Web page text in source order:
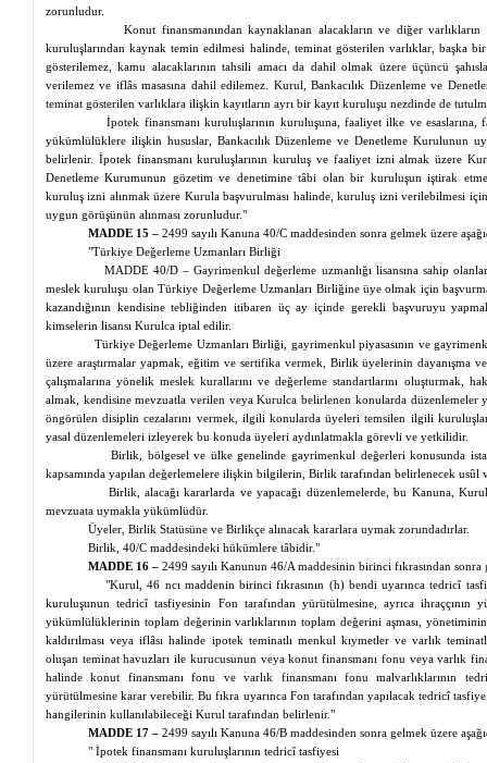
zorunludur.
Konut finansmanından kaynaklanan alacakların ve diğer
kuruluşlarından kaynak temin edilmesi halinde, teminat gösterilen varlıklar, başka
gösterilemez, kamu alacaklarının tahsili amacı da dahil olmak üzere üçüncü
verilemez ve iflâs masasına dahil edilemez. Kurul, Bankacılık Düzenleme ve
teminat gösterilen varlıklara ilişkin kayıtların ayrı bir kayıt kuruluşu nezdinde de
İpotek finansmanı kuruluşlarının kuruluşuna, faaliyet ilke ve esaslarına,
yükümlülüklere ilişkin hususlar, Bankacılık Düzenleme ve Denetleme Kurulunun
belirlenir. İpotek finansmanı kuruluşlarının kuruluş ve faaliyet izni almak üzere
Denetleme Kurumunun gözetim ve denetimine tâbi olan bir kuruluşun iştirak
kuruluş izni alınmak üzere Kurula başvurulması halinde, kuruluş izni verilebilmesi
uygun görüşünün alınması zorunludur."
MADDE 15 – 2499 sayılı Kanuna 40/C maddesinden sonra gelmek üzere
"Türkiye Değerleme Uzmanları Birliği
MADDE 40/D – Gayrimenkul değerleme uzmanlığı lisansına sahip
meslek kuruluşu olan Türkiye Değerleme Uzmanları Birliğine üye olmak için
kazandığının kendisine tebliğinden itibaren üç ay içinde gerekli başvuruyu
kimselerin lisansı Kurulca iptal edilir.
Türkiye Değerleme Uzmanları Birliği, gayrimenkul piyasasının ve
üzere araştırmalar yapmak, eğitim ve sertifika vermek, Birlik üyelerinin dayanışma
çalışmalarına yönelik meslek kurallarını ve değerleme standartlarını oluşturmak,
almak, kendisine mevzuatla verilen veya Kurulca belirlenen konularda düzenlemeler
öngörülen disiplin cezalarını vermek, ilgili konularda üyeleritemsilen ilgili
yasal düzenlemeleri izleyerek bu konuda üyeleri aydınlatmakla görevli ve yetkilidir.
Birlik, bölgesel ve ülke genelinde gayrimenkul değerleri konusunda
kapsamında yapılan değerlemelere ilişkin bilgilerin, Birlik tarafından belirlenecek
Birlik, alacağı kararlarda ve yapacağı düzenlemelerde, bu Kanuna,
mevzuata uymakla yükümlüdür.
Üyeler, Birlik Statüsüne ve Birlikçe alınacak kararlara uymak zorundadırlar.
Birlik, 40/C maddesindeki hükümlere tâbidir."
MADDE 16 – 2499 sayılı Kanunun 46/A maddesinin birinci fıkrasından
"Kurul, 46 ncı maddenin birinci fıkrasının (h) bendi uyarınca tedricî
kuruluşunun tedricî tasfiyesinin Fon tarafından yürütülmesine, ayrıca ihraççının
yükümlülüklerinin toplam değerinin varlıklarının toplam değerini aşması,
kaldırılması veya iflâsı halinde ipotek teminatlı menkul kıymetler ve varlık
oluşan teminat havuzları ile kurucusunun veya konut finansmanı fonu veya varlık
halinde konut finansmanı fonu ve varlık finansmanı fonu malvarlıklarının
yürütülmesine karar verebilir. Bu fıkra uyarınca Fon tarafından yapılacak tedricî
hangilerinin kullanılabileceği Kurul tarafından belirlenir."
MADDE 17 – 2499 sayılı Kanuna 46/B maddesinden sonra gelmek üzere
" İpotek finansmanı kuruluşlarının tedricî tasfiyesi